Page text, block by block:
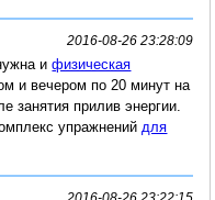
2016-08-26 23:28:09
ифизическая
и вечером по 20 минут на
занятия прилив энергии.
упражнений для